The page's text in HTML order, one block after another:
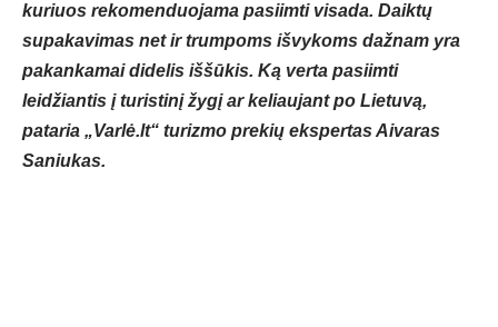
kuriuos rekomenduojama pasiimti visada. Daiktų
supakavimas net ir trumpoms išvykoms dažnam yra
pakankamai didelis iššūkis. Ką verta pasiimti
leidžiantis į turistinį žygį ar keliaujant po Lietuvą,
pataria „Varlė.lt“ turizmo prekių ekspertas Aivaras
Saniukas.